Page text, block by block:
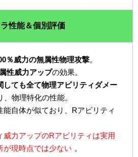
性能＆個別評価
％威力の無属性物理攻撃。
性威力アップの効果。
しても全て物理アビリティダメー
、物理特化の性能。
能自体が似ており、Rアビリティ
威力アップのRアビリティは実用
が現時点では少ない 。